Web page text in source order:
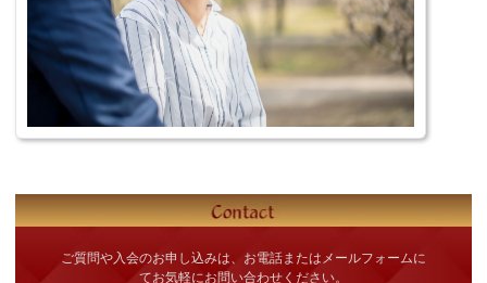
ご質問や入会のお申し込みは、お電話またはメールフォームに
てお気軽にお問い合わせください。